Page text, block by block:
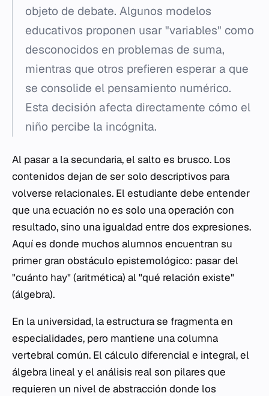
objeto de debate. Algunos modelos
educativos proponen usar "variables" como
desconocidos en problemas de suma,
mientras que otros prefieren esperar a que
se consolide el pensamiento numérico.
Esta decisión afecta directamente cómo el
niño percibe la incógnita.
Al pasar a la secundaria, el salto es brusco. Los
contenidos dejan de ser solo descriptivos para
volverse relacionales. El estudiante debe entender
que una ecuación no es solo una operación con
resultado, sino una igualdad entre dos expresiones.
Aquí es donde muchos alumnos encuentran su
primer gran obstáculo epistemológico: pasar del
"cuánto hay" (aritmética) al "qué relación existe"
(álgebra).
En la universidad, la estructura se fragmenta en
especialidades, pero mantiene una columna
vertebral común. El cálculo diferencial e integral, el
álgebra lineal y el análisis real son pilares que
requieren un nivel de abstracción donde los